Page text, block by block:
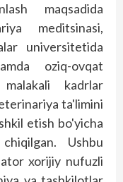
maqsadida
meditsinasi,
universitetida
oziq-ovqat
kadrlar
ta'limini
etish bo'yicha
Ushbu
xorijiy nufuzli